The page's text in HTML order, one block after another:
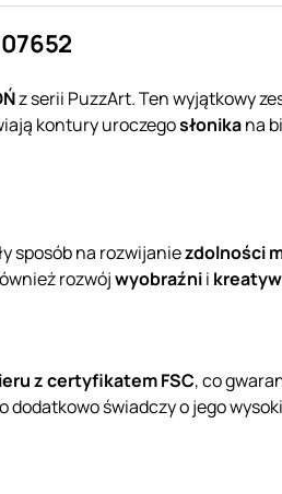
z serii PuzzArt. Ten wyjątkowy
kontury uroczegosłonikana
sposób na rozwijaniezdolności
rozwójwyobraźnii
z certyfikatem FSC, co
dodatkowo świadczy o jego